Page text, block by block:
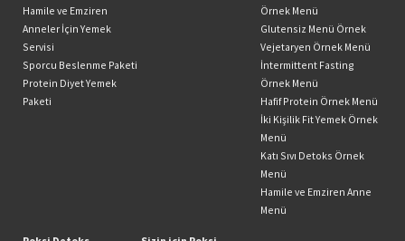
Hamile ve Emziren
Anneler İçin Yemek
Servisi
Sporcu Beslenme Paketi
Protein Diyet Yemek
Paketi
Örnek Menü
Glutensiz Menü Örnek
Vejetaryen Örnek Menü
İntermittent Fasting
Örnek Menü
Hafif Protein Örnek Menü
İki Kişilik Fit Yemek Örnek
Menü
Katı Sıvı Detoks Örnek
Menü
Hamile ve Emziren Anne
Menü